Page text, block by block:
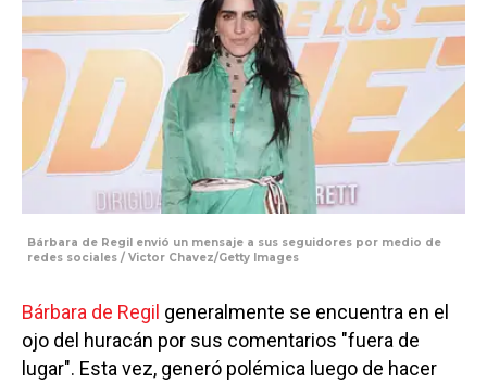
Bárbara de Regil envió un mensaje a sus seguidores por medio de
redes sociales / Victor Chavez/Getty Images
Bárbara de Regil generalmente se encuentra en el
ojo del huracán por sus comentarios "fuera de
lugar". Esta vez, generó polémica luego de hacer